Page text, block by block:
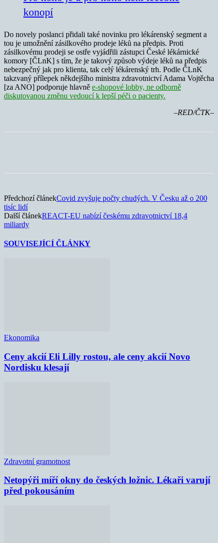
konopí
Do novely poslanci přidali také novinku pro lékárenský segment a
tou je umožnění zásilkového prodeje léků na předpis. Proti
zásilkovému prodeji se ostře vyjádřili zástupci České lékárnické
komory [ČLnK] s tím, že je takový způsob výdeje léků na předpis
nebezpečný jak pro klienta, tak celý lékárenský trh. Podle ČLnK
takzvaný přílepek někdejšího ministra zdravotnictví Adama Vojtěcha
[za ANO] podporuje hlavně e-shopové lobby, ne odborně
diskutovanou změnu vedoucí k lepší péči o pacienty.
–RED/ČTK–
Předchozí článekCovid zvyšuje počty chudých. V Česku až o 200
tisíc lidí
Další článekREACT-EU nabízí českému zdravotnictví 18,4
miliardy
SOUVISEJÍCÍ ČLÁNKY
Ekonomika
Ceny akcií Eli Lilly rostou, ale ceny akcií Novo
Nordisku klesají
Zdravotní gramotnost
Netopýři míří okny do českých ložnic. Lékaři varují
před pokousáním